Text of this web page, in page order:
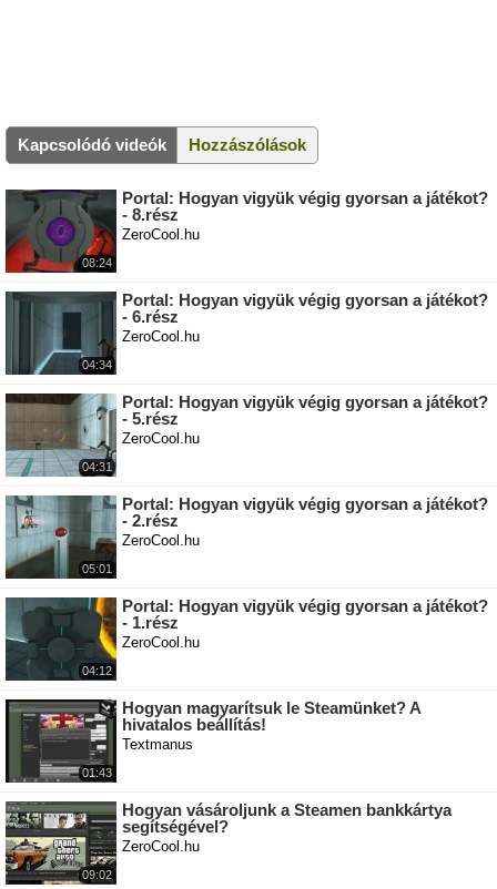
Kapcsolódó videók Hozzászólások
08:24
Portal: Hogyan vigyük végig gyorsan a játékot?
- 8.rész
ZeroCool.hu
04:34
Portal: Hogyan vigyük végig gyorsan a játékot?
- 6.rész
ZeroCool.hu
04:31
Portal: Hogyan vigyük végig gyorsan a játékot?
- 5.rész
ZeroCool.hu
05:01
Portal: Hogyan vigyük végig gyorsan a játékot?
- 2.rész
ZeroCool.hu
04:12
Portal: Hogyan vigyük végig gyorsan a játékot?
- 1.rész
ZeroCool.hu
01:43
Hogyan magyarítsuk le Steamünket? A
hivatalos beállítás!
Textmanus
09:02
Hogyan vásároljunk a Steamen bankkártya
segítségével?
ZeroCool.hu